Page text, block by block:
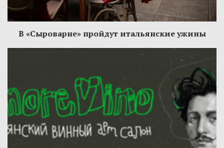
В «Сыроварне» пройдут итальянские ужины